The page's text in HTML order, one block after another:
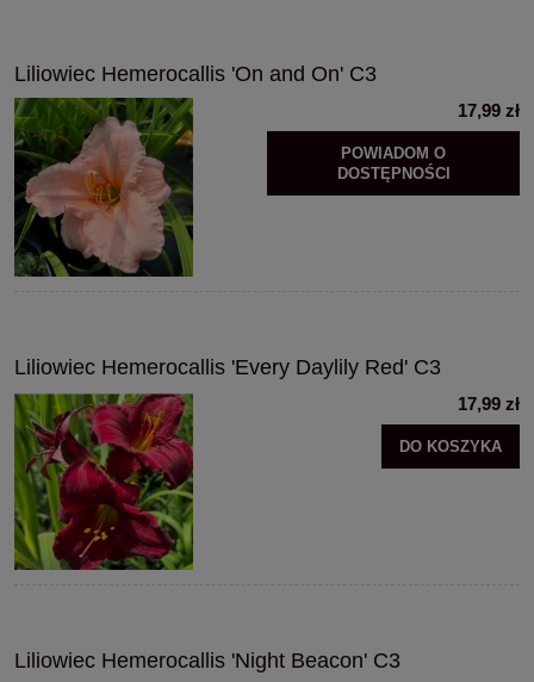
Liliowiec Hemerocallis 'On and On' C3
17,99 zł
POWIADOM O
DOSTĘPNOŚCI
Liliowiec Hemerocallis 'Every Daylily Red' C3
17,99 zł
DO KOSZYKA
Liliowiec Hemerocallis 'Night Beacon' C3